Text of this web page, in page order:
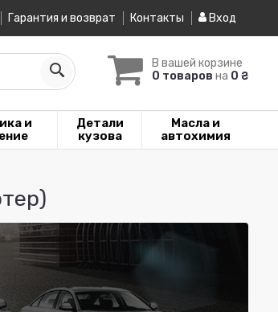
Гарантия и возврат Контакты Вход
В вашей корзине
0 товаров на 0 ₴
и
Детали
кузова
Масла и
автохимия